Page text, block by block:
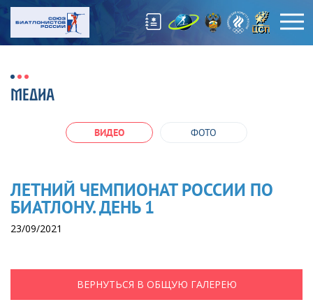
МЕДИА
ВИДЕО ФОТО
ЛЕТНИЙ ЧЕМПИОНАТ РОССИИ ПО
БИАТЛОНУ. ДЕНЬ 1
23/09/2021
ВЕРНУТЬСЯ В ОБЩУЮ ГАЛЕРЕЮ